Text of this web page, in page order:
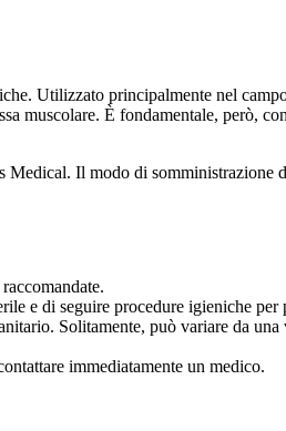
Utilizzato principalmente nel
muscolare. È fondamentale, però,
Medical. Il modo di
e di seguire procedure igieniche per
Solitamente, può variare da
immediatamente un medico.